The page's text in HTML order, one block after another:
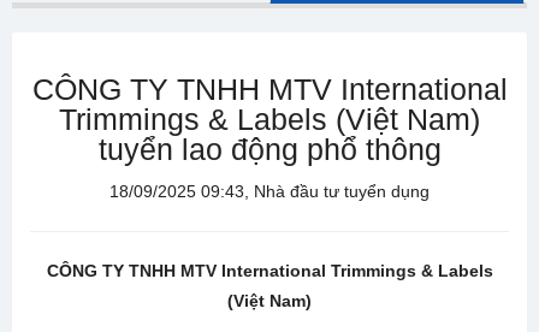
CÔNG TY TNHH MTV International
Trimmings & Labels (Việt Nam)
tuyển lao động phổ thông
18/09/2025 09:43, Nhà đầu tư tuyển dụng
CÔNG TY TNHH MTV International Trimmings & Labels
(Việt Nam)